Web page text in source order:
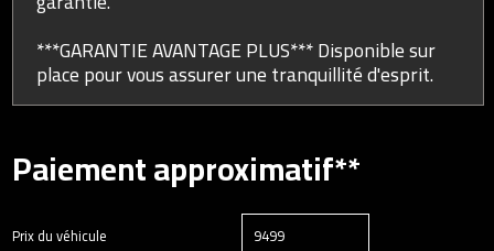
***GARANTIE AVANTAGE PLUS*** Disponible sur
place pour vous assurer une tranquillité d'esprit.
Paiement approximatif**
Prix du véhicule